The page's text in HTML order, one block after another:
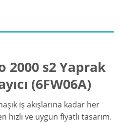
2000 s2 Yaprak
(6FW06A)
iş akışlarına kadar her
ve uygun fiyatlı tasarım.